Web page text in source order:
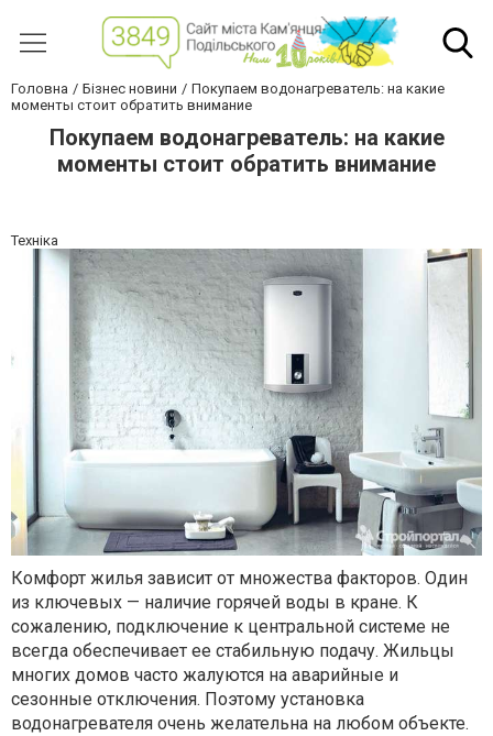
Головна Бізнес новини
Покупаем водонагреватель: на какие
моменты стоит обратить внимание
Покупаем водонагреватель: на какие
моменты стоит обратить внимание
Техніка
Комфорт жилья зависит от множества факторов. Один
из ключевых — наличие горячей воды в кране. К
сожалению, подключение к центральной системе не
всегда обеспечивает ее стабильную подачу. Жильцы
многих домов часто жалуются на аварийные и
сезонные отключения. Поэтому установка
водонагревателя очень желательна на любом объекте.